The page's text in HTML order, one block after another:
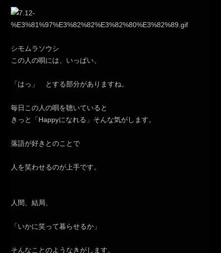
シモムラソウシ
この人の唄には、いっぱい、
「はっ」 とする部分がありますね。
毎日この人の唄を聴いていると
きっと「Happyになれる」そんな気がします。
落語が好きとのことで
人を笑わせるのが上手です。
人間、結局、
「いかに笑って暮らせるか」
そんなことのようなきがします。